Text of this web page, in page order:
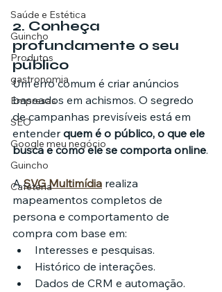
Saúde e Estética
Guincho
Produtos
gastronomia
Empresas
SEO
Google meu negócio
Guincho
Cafeteria
2. Conheça
profundamente o seu
público
Um erro comum é criar anúncios
baseados em achismos. O segredo
de campanhas previsíveis está em
entender quem é o público, o que ele
busca e como ele se comporta online.
A SVG Multimídia realiza
mapeamentos completos de
persona e comportamento de
compra com base em:
Interesses e pesquisas.
Histórico de interações.
Dados de CRM e automação.